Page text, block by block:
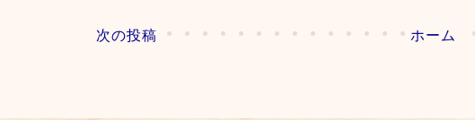
次の投稿 ホーム